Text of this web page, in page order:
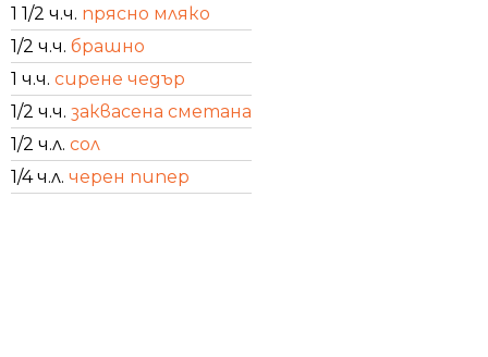
1 1/2 ч.ч. прясно мляко
1/2 ч.ч. брашно
1 ч.ч. сирене чедър
1/2 ч.ч. заквасена сметана
1/2 ч.л. сол
1/4 ч.л. черен пипер